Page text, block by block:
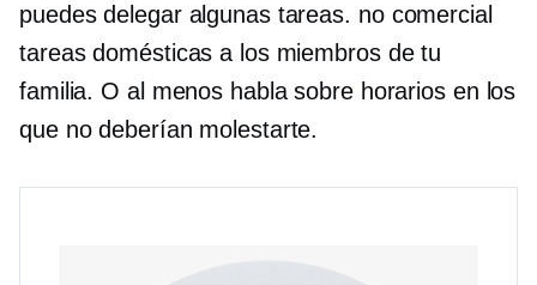
puedes delegar algunas tareas. no comercial
tareas domésticas a los miembros de tu
familia. O al menos habla sobre horarios en los
que no deberían molestarte.